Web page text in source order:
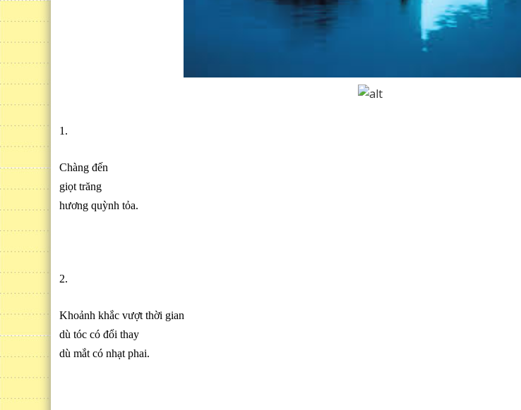
1.
Chàng đến
giọt trăng
hương quỳnh tỏa.
2.
Khoảnh khắc vượt thời gian
dù tóc có đổi thay
dù mắt có nhạt phai.